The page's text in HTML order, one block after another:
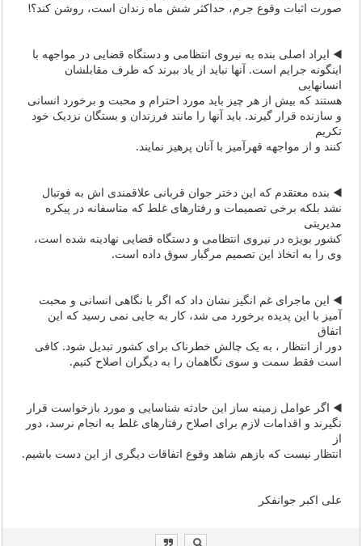
صورت اثبات وقوع جرم، حداکثر شش ماه زندان است، روشن کند؟!
◀️ ایراد اصلی بنده به نیروی انتظامی و دستگاه قضایی در مواجهه با
اینگونه جرایم است. آنها نباید از یاد ببرند که طرف مقابلشان
انسانهایی
هستند که بیش از هر چیز باید مورد احترام و محبت و برخورد انسانی
و سازنده قرار گیرند. باید آنها را مانند فرزندان و بستگان نزدیک خود
تکریم
کنند و از مواجهه قهرآمیز با آنان پرهیز نمایند.
◀️ بنده معتقدم که این دختر جوان قربانی علاقمندی اش به فوتبال
نشد بلکه برخی تصمیمات و رفتارهای غلط که متاسفانه در پیکره
مدیریتی
کشور بویژه در نیروی انتظامی و دستگاه قضایی نهادینه شده است،
وی را به اتخاذ این تصمیم مرگبار سوق داده است.
◀️ این ماجرای غم انگیز نشان داد که اگر با نگاهی انسانی و محبت
آمیز با این پدیده برخورد می شد، کار به جایی نمی رسید که این
اتفاق
دور از انتظار ، به یک چالش خطرناک برای کشور تبدیل شود. کافی
است فقط سمت و سوی نگاهمان را به دیگران اصلاح کنیم.
◀️ اگر عوامل زمینه ساز این حادثه شناسایی و مورد بازخواست قرار
نگیرند و اقدامات لازم برای اصلاح رفتارهای غلط به انجام نرسد، دور
از
انتظار نیست که بازهم شاهد وقوع اتفاقات دیگری از این دست باشیم.
علی اکبر جوانفکر